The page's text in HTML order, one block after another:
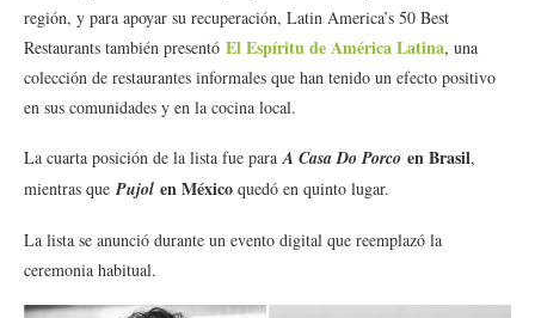
región, y para apoyar su recuperación, Latin America’s 50 Best
Restaurants también presentó El Espíritu de América Latina, una
colección de restaurantes informales que han tenido un efecto positivo
en sus comunidades y en la cocina local.
La cuarta posición de la lista fue paraA Casa Do Porco en Brasil,
mientras quePujol en México quedó en quinto lugar.
La lista se anunció durante un evento digital que reemplazó la
ceremonia habitual.